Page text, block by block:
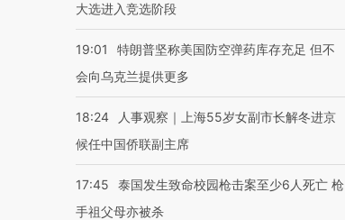
大选进入竞选阶段
19:01
特朗普坚称美国防空弹药库存充足 但不
会向乌克兰提供更多
18:24
人事观察｜上海55岁女副市长解冬进京
候任中国侨联副主席
17:45
泰国发生致命校园枪击案至少6人死亡 枪
手祖父母亦被杀